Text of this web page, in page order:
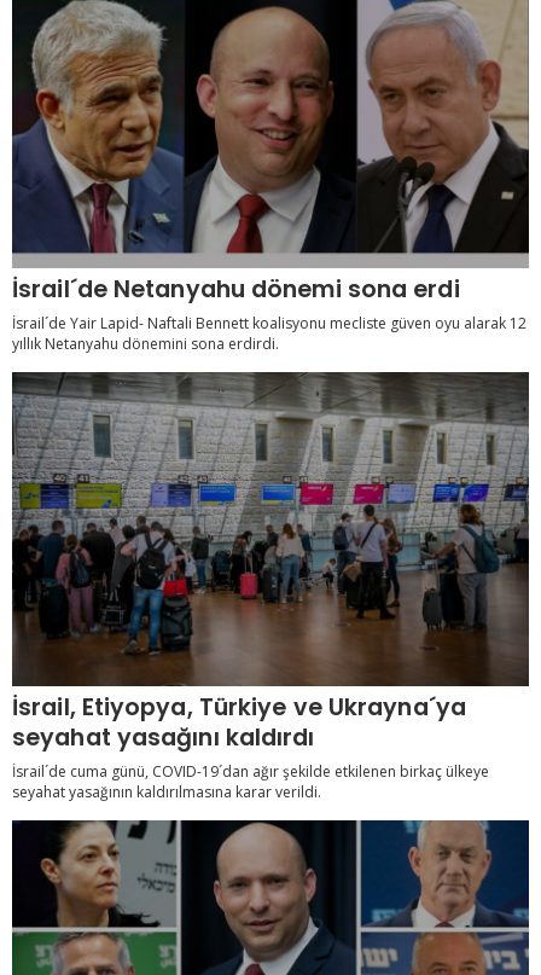
İsrail´de Netanyahu dönemi sona erdi
İsrail´de Yair Lapid- Naftali Bennett koalisyonu mecliste güven oyu alarak 12
yıllık Netanyahu dönemini sona erdirdi.
İsrail, Etiyopya, Türkiye ve Ukrayna´ya
seyahat yasağını kaldırdı
İsrail´de cuma günü, COVID-19´dan ağır şekilde etkilenen birkaç ülkeye
seyahat yasağının kaldırılmasına karar verildi.